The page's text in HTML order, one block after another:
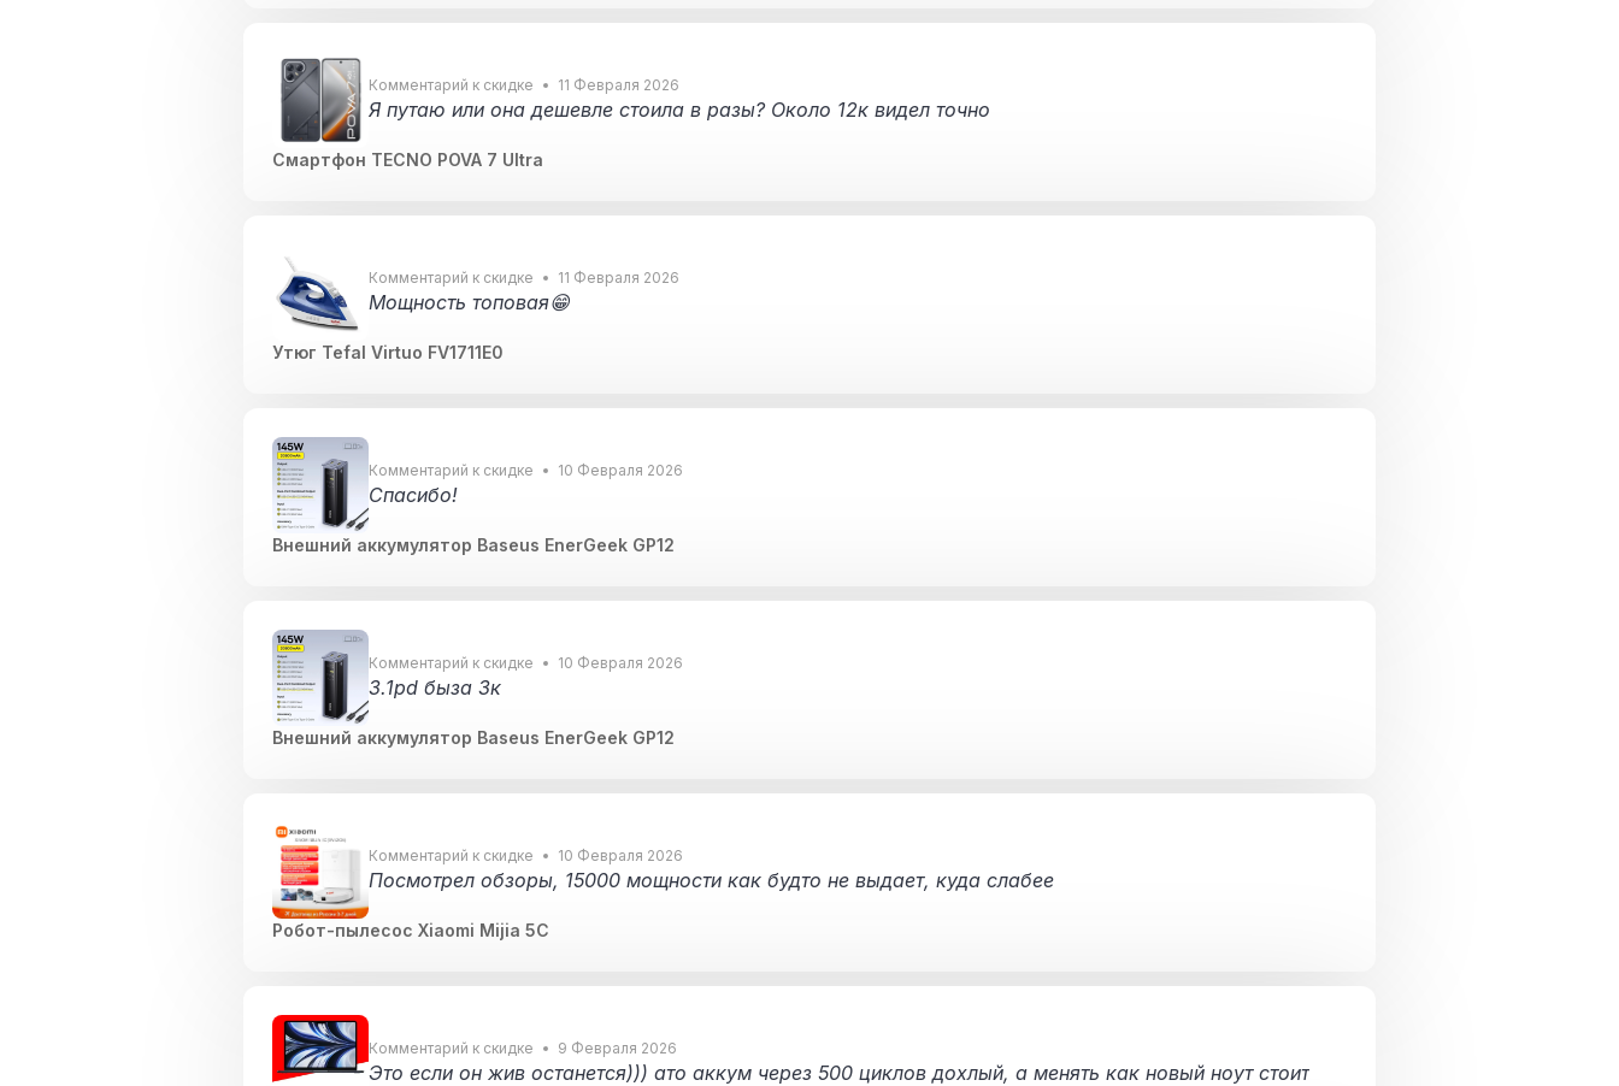
Комментарий к скидке 11 Февраля 2026
Я путаю или она дешевле стоила в разы? Около 12к видел точно
Смартфон TECNO POVA 7 Ultra
Комментарий к скидке 11 Февраля 2026
Мощность топовая😁
Утюг Tefal Virtuo FV1711E0
Комментарий к скидке 10 Февраля 2026
Спасибо!
Внешний аккумулятор Baseus EnerGeek GP12
Комментарий к скидке 10 Февраля 2026
3.1pd быза 3к
Внешний аккумулятор Baseus EnerGeek GP12
Комментарий к скидке 10 Февраля 2026
Посмотрел обзоры, 15000 мощности как будто не выдает, куда слабее
Робот-пылесос Xiaomi Mijia 5С
Комментарий к скидке 9 Февраля 2026
Это если он жив останется))) ато аккум через 500 циклов дохлый, а менять как новый ноут стоит